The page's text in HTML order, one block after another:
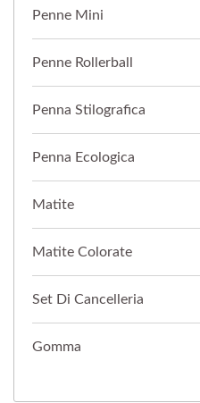
Penne Mini
Penne Rollerball
Penna Stilografica
Penna Ecologica
Matite
Matite Colorate
Set Di Cancelleria
Gomma